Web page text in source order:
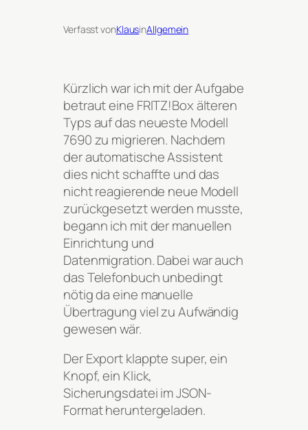
Verfasst vonKlausinAllgemein
Kürzlich war ich mit der Aufgabe
betraut eine FRITZ!Box älteren
Typs auf das neueste Modell
7690 zu migrieren. Nachdem
der automatische Assistent
dies nicht schaffte und das
nicht reagierende neue Modell
zurückgesetzt werden musste,
begann ich mit der manuellen
Einrichtung und
Datenmigration. Dabei war auch
das Telefonbuch unbedingt
nötig da eine manuelle
Übertragung viel zu Aufwändig
gewesen wär.
Der Export klappte super, ein
Knopf, ein Klick,
Sicherungsdatei im JSON-
Format heruntergeladen.